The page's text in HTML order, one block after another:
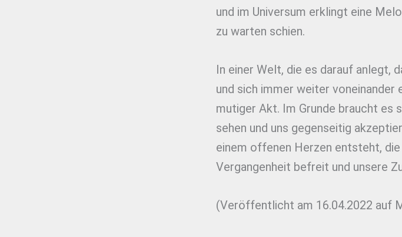
und im Universum erklingt eine
zu warten schien.
In einer Welt, die es darauf anlegt,
und sich immer weiter
mutiger Akt. Im Grunde braucht es
sehen und uns gegenseitig
einem offenen Herzen entsteht,
Vergangenheit befreit und unsere
(Veröffentlicht am 16.04.2022 auf